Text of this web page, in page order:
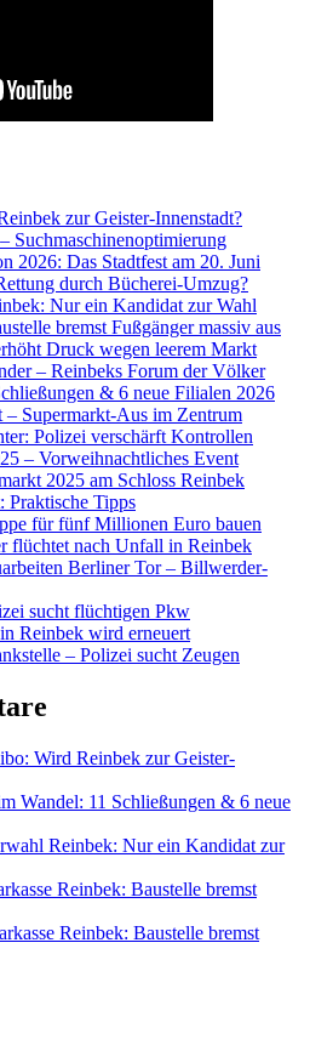
zur Geister-Innenstadt?
Suchmaschinenoptimierung
2026: Das Stadtfest am 20. Juni
durch Bücherei-Umzug?
Nur ein Kandidat zur Wahl
bremst Fußgänger massiv aus
Druck wegen leerem Markt
– Reinbeks Forum der Völker
& 6 neue Filialen 2026
– Supermarkt-Aus im Zentrum
Polizei verschärft Kontrollen
– Vorweihnachtliches Event
2025 am Schloss Reinbek
Praktische Tipps
für fünf Millionen Euro bauen
flüchtet nach Unfall in Reinbek
Berliner Tor – Billwerder-
sucht flüchtigen Pkw
Reinbek wird erneuert
– Polizei sucht Zeugen
Wird Reinbek zur Geister-
Wandel: 11 Schließungen & 6 neue
Reinbek: Nur ein Kandidat zur
Reinbek: Baustelle bremst
Reinbek: Baustelle bremst